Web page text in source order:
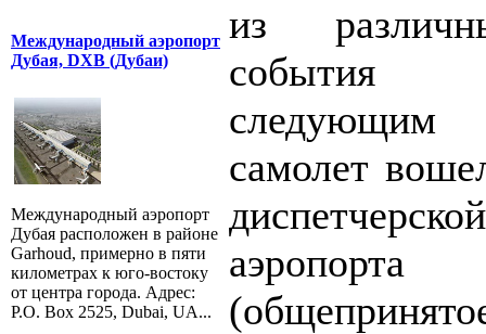
Международный аэропорт
Дубая, DXB (Дубаи)
Международный аэропорт
Дубая расположен в районе
Garhoud, примерно в пяти
километрах к юго-востоку
от центра города. Адрес:
P.O. Box 2525, Dubai, UA...
из
события
следующим
самолет